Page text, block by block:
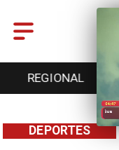
ENTRETENCIÓN
DEPORTES